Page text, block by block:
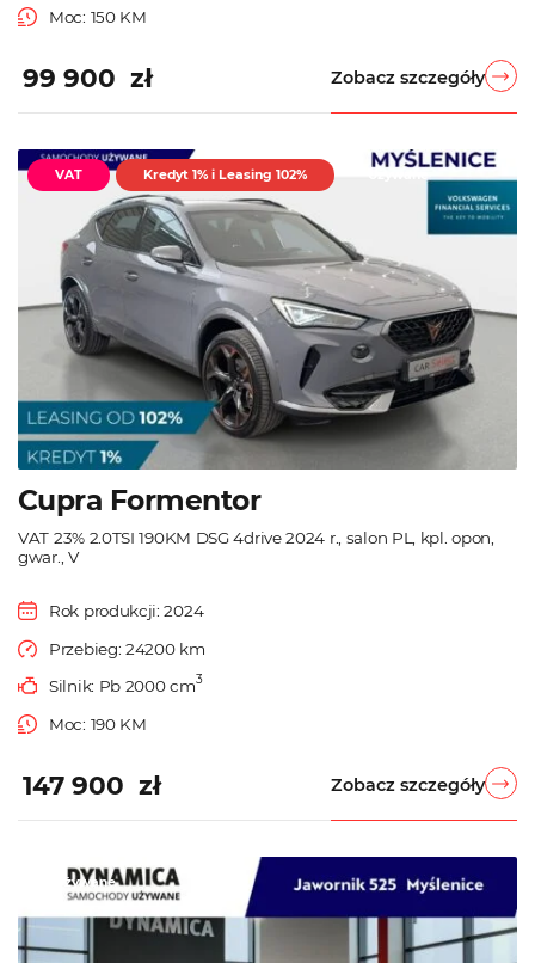
Moc: 150 KM
99 900 zł Zobacz szczegóły
VAT Kredyt 1% i Leasing 102%
Cupra Formentor
VAT 23% 2.0TSI 190KM DSG 4drive 2024 r., salon PL, kpl. opon,
gwar., V
Rok produkcji: 2024
Przebieg: 24200 km
Silnik: Pb 2000 cm3
Moc: 190 KM
147 900 zł Zobacz szczegóły
Używane